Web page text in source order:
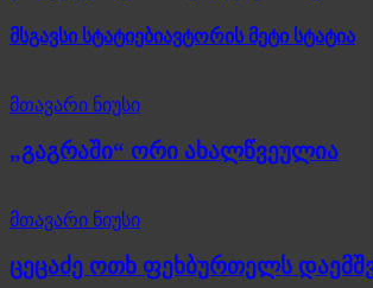
მსგავსი სტატიებიავტორის მეტი სტატია
მთავარი ნიუსი
„გაგრაში“ ორი ახალწვეულია
მთავარი ნიუსი
ცეცაძე ოთხ ფეხბურთელს